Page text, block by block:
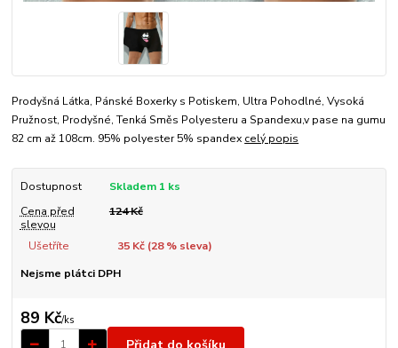
Prodyšná Látka, Pánské Boxerky s Potiskem, Ultra Pohodlné, Vysoká
Pružnost, Prodyšné, Tenká Směs Polyesteru a Spandexu,v pase na gumu
82 cm až 108cm. 95% polyester 5% spandex celý popis
Dostupnost
Skladem 1 ks
Cena před
slevou
124 Kč
Ušetříte 35 Kč (28% sleva)
Nejsme plátci DPH
89 Kč/ks
Přidat do košíku